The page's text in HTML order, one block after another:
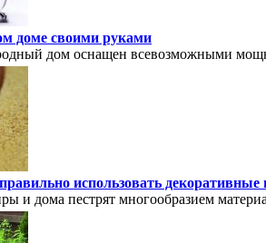
доме своими руками
дом оснащен всевозможными
использовать
и дома пестрят многообразием